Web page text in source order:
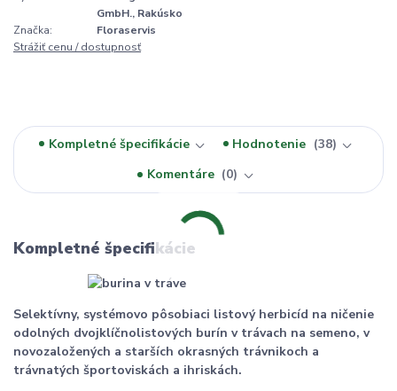
GmbH., Rakúsko
Značka:
Floraservis
Strážiť cenu / dostupnosť
Kompletné špecifikácie Hodnotenie
38
Komentáre
0
Kompletné špecifikácie
Selektívny, systémovo pôsobiaci listový herbicíd na ničenie
odolných dvojklíčnolistových burín v trávach na semeno, v
novozaložených a starších okrasných trávnikoch a
trávnatých športoviskách a ihriskách.